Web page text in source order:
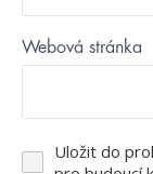
Webová stránka
Uložit do